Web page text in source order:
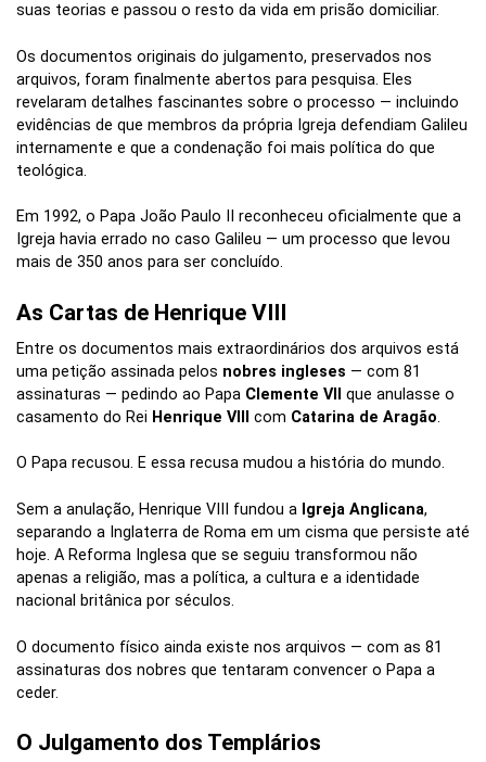
suas teorias e passou o resto da vida em prisão domiciliar.
Os documentos originais do julgamento, preservados nos
arquivos, foram finalmente abertos para pesquisa. Eles
revelaram detalhes fascinantes sobre o processo — incluindo
evidências de que membros da própria Igreja defendiam Galileu
internamente e que a condenação foi mais política do que
teológica.
Em 1992, o Papa João Paulo II reconheceu oficialmente que a
Igreja havia errado no caso Galileu — um processo que levou
mais de 350 anos para ser concluído.
As Cartas de Henrique VIII
Entre os documentos mais extraordinários dos arquivos está
uma petição assinada pelos nobres ingleses — com 81
assinaturas — pedindo ao Papa Clemente VII
que anulasse o
casamento do Rei Henrique VIII com Catarina de Aragão.
O Papa recusou. E essa recusa mudou a história do mundo.
Sem a anulação, Henrique VIII fundou a Igreja Anglicana,
separando a Inglaterra de Roma em um cisma que persiste até
hoje. A Reforma Inglesa que se seguiu transformou não
apenas a religião, mas a política, a cultura e a identidade
nacional britânica por séculos.
O documento físico ainda existe nos arquivos — com as 81
assinaturas dos nobres que tentaram convencer o Papa a
ceder.
O Julgamento dos Templários